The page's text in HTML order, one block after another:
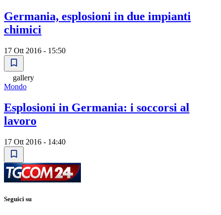
Germania, esplosioni in due impianti
chimici
17 Ott 2016 - 15:50
gallery
Mondo
Esplosioni in Germania: i soccorsi al
lavoro
17 Ott 2016 - 14:40
Seguici su